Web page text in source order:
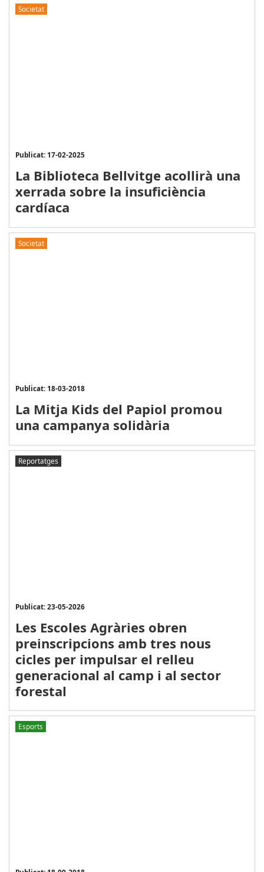
Societat
Publicat: 17-02-2025
La Biblioteca Bellvitge acollirà una
xerrada sobre la insuficiència
cardíaca
Societat
Publicat: 18-03-2018
La Mitja Kids del Papiol promou
una campanya solidària
Reportatges
Publicat: 23-05-2026
Les Escoles Agràries obren
preinscripcions amb tres nous
cicles per impulsar el relleu
generacional al camp i al sector
forestal
Esports